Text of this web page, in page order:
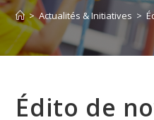
> Actualités & Initiatives >
Édito de